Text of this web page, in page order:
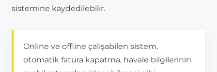
sistemine kaydedilebilir.
Online ve offline çalışabilen sistem,
otomatik fatura kapatma, havale bilgilerinin